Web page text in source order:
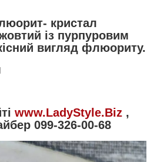
кристал
із пурпуровим
вигляд флюориту.
www.LadyStyle.Biz ,
099-326-00-68